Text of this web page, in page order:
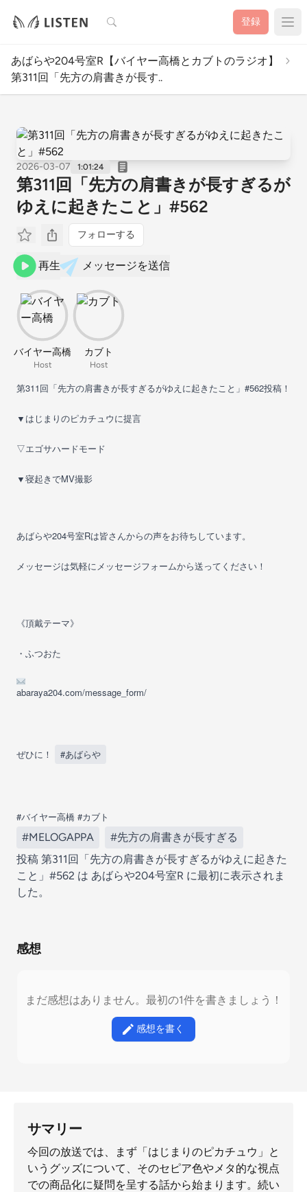
検索 登録
あばらや204号室R【バイヤー高橋とカブトのラジオ】
第311回「先方の肩書きが長す..
2026-03-07 1:01:24
第311回「先方の肩書きが長すぎるが
ゆえに起きたこと」#562
フォローする
再生 メッセージを送信
バイヤー高橋
Host
カブト
Host
第311回「先方の肩書きが長すぎるがゆえに起きたこと」#562投稿！
▼はじまりのピカチュウに提言
▽エゴサハードモード
▼寝起きでMV撮影
あばらや204号室Rは皆さんからの声をお待ちしています。
メッセージは気軽にメッセージフォームから送ってください！
《頂戴テーマ》
・ふつおた
abaraya204.com/message_form/
ぜひに！ #あばらや
#バイヤー高橋 #カブト
#MELOGAPPA
#先方の肩書きが長すぎる
投稿 第311回「先方の肩書きが長すぎるがゆえに起きた
こと」#562 は あばらや204号室R に最初に表示されま
した。
感想
まだ感想はありません。最初の1件を書きましょう！
感想を書く
サマリー
今回の放送では、まず「はじまりのピカチュウ」と
いうグッズについて、そのセピア色やメタ的な視点
での商品化に疑問を呈する話から始まります。続い